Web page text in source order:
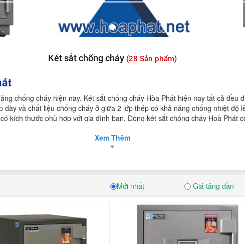
Két sắt chống cháy(28 Sản phẩm)
chống cháy hiện nay. Két sắt chống cháy Hòa Phát hiện nay tất cả đều
và chất liệu chống cháy ở giữa 2 lớp thép có khả năng chống nhiệt độ
kích thước phù hợp với gia đình bạn. Dòng két sắt chống cháy Hoà Phát
16-18 Nguyễn Bồ, TP Hà Nội Là đơn vị có uy tín cung cấp và thi công
không qua những khâu trung gian rắc rối nên đảm bảo không có sự
với các sản phẩm 100% chính hãng được xuất trực tiếp từ kho tổng Nội
cần lưu ý những điều gì ?
hãng được gắn trực tiếp trên sản phẩm.
Xem Thêm
Mới nhất Giá tăng dần